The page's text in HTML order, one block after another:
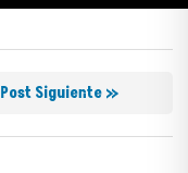
Post Siguiente »